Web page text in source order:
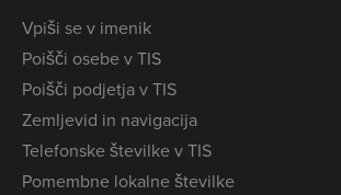
Vpiši se v imenik
Poišči osebe v TIS
Poišči podjetja v TIS
Zemljevid in navigacija
Telefonske številke v TIS
Pomembne lokalne številke